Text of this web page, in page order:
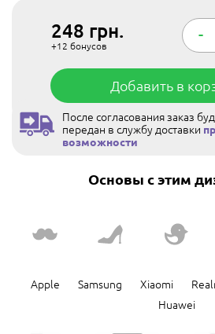
248 грн.
+12 бонусов
-
Добавить в
После согласования заказ
передан в службу доставки
возможности
Основы с этим
Apple Samsung Xiaomi
Huawei